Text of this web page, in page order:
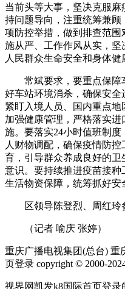
当前头等大事，坚决克服
持问题导向，注重统筹兼
项防控举措，做到排查范
施从严、工作作风从实，
人民群众生命安全和身体健
常斌要求，要重点保
好车站环境消杀，确保安全
紧盯入境人员、国内重点
加强健康管理，严格落实
施。要落实24小时值班制
人财物调配，确保疫情防
育，引导群众养成良好的
意识。要持续推进疫苗接
生活物资保障，统筹抓好安
区领导陈登烈、周红玲
（记者 喻庆 张婷）
重庆广播电视集团(总台) 重
页登录 copyright © 2000-
视界网凯发k8国际首页登